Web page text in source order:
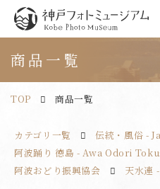
神戸フォトミュージアム
商品一覧
TOP 商品一覧
カテゴリ一覧
伝統・風俗 -
阿波踊り 徳島 - Awa Odori
阿波おどり振興協会
天水連